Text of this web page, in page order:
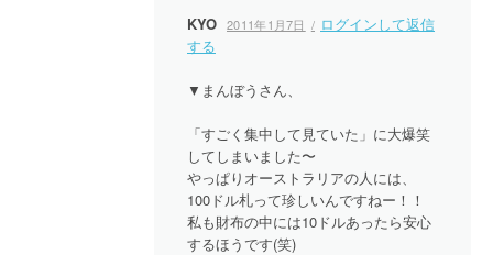
KYO 2011年1月7日
ログインして返信
する
▼まんぼうさん、
「すごく集中して見ていた」に大爆笑
してしまいました〜
やっぱりオーストラリアの人には、
100ドル札って珍しいんですねー！！
私も財布の中には10ドルあったら安心
するほうです(笑)